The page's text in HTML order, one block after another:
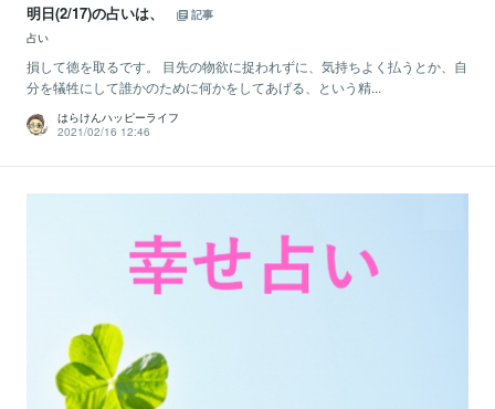
明日(2/17)の占いは、
記事
占い
損して徳を取るです。 目先の物欲に捉われずに、気持ちよく払うとか、自
分を犠牲にして誰かのために何かをしてあげる、という精...
はらけんハッピーライフ
2021/02/16 12:46